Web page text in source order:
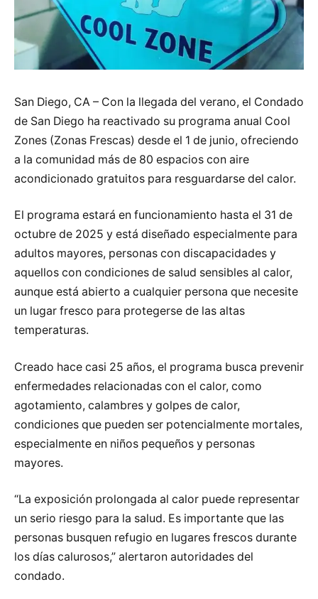
San Diego, CA – Con la llegada del verano, el Condado
de San Diego ha reactivado su programa anual Cool
Zones (Zonas Frescas) desde el 1 de junio, ofreciendo
a la comunidad más de 80 espacios con aire
acondicionado gratuitos para resguardarse del calor.
El programa estará en funcionamiento hasta el 31 de
octubre de 2025 y está diseñado especialmente para
adultos mayores, personas con discapacidades y
aquellos con condiciones de salud sensibles al calor,
aunque está abierto a cualquier persona que necesite
un lugar fresco para protegerse de las altas
temperaturas.
Creado hace casi 25 años, el programa busca prevenir
enfermedades relacionadas con el calor, como
agotamiento, calambres y golpes de calor,
condiciones que pueden ser potencialmente mortales,
especialmente en niños pequeños y personas
mayores.
“La exposición prolongada al calor puede representar
un serio riesgo para la salud. Es importante que las
personas busquen refugio en lugares frescos durante
los días calurosos,” alertaron autoridades del
condado.